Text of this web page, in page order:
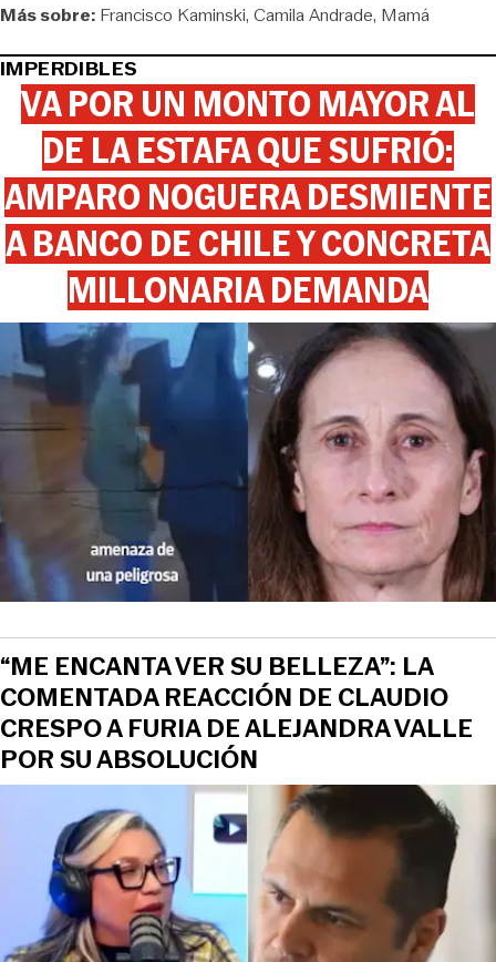
Más sobre: Francisco Kaminski Camila Andrade Mamá
IMPERDIBLES
VA POR UN MONTO MAYOR AL
DE LA ESTAFA QUE SUFRIÓ:
AMPARO NOGUERA DESMIENTE
A BANCO DE CHILE Y CONCRETA
MILLONARIA DEMANDA
“ME ENCANTA VER SU BELLEZA”: LA
COMENTADA REACCIÓN DE CLAUDIO
CRESPO A FURIA DE ALEJANDRA VALLE
POR SU ABSOLUCIÓN